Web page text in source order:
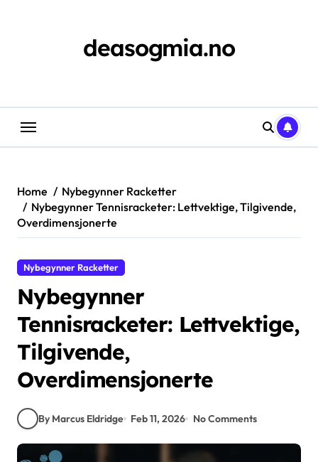
deasogmia.no
Home
Nybegynner Racketter
Nybegynner Tennisracketer: Lettvektige, Tilgivende,
Overdimensjonerte
Nybegynner Racketter
Nybegynner
Tennisracketer: Lettvektige,
Tilgivende,
Overdimensjonerte
By Marcus Eldridge Feb 11, 2026 No Comments